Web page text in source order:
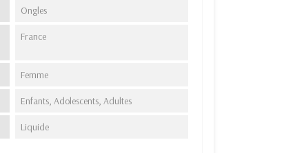
Ongles
France
Femme
Enfants, Adolescents, Adultes
Liquide